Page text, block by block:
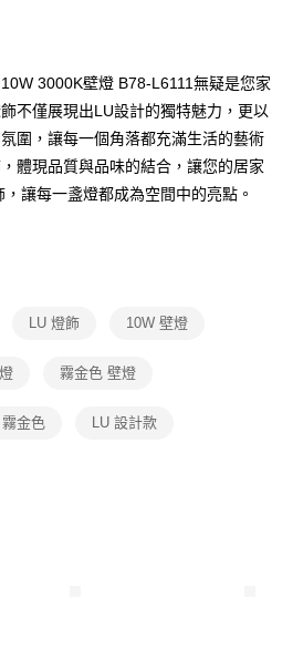
之後才付款」的支付方式。 讓您購物簡單
享後付」後，將跳轉至「AFTEE先享後付」
繳費通知簡訊。
，點擊此簡訊中的連結，可透過四大超商／
需立刻繳費，但若您需要取消訂單，請聯絡
享後付 」之結帳頁面顯示為準，若有關於
3000K壁燈 B78-L6111無疑是您家
不僅展現出LU設計的獨特魅力，更以
圍，讓每一個角落都充滿生活的藝術
體現品質與品味的結合，讓您的居家
讓每一盞燈都成為空間中的亮點。
LU 燈飾 10W 壁燈
霧金色 壁燈
金色 LU 設計款